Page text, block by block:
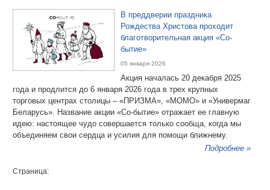
В преддверии праздника
Рождества Христова проходит
благотворительная акция «Со-
бытие»
05 января 2026
Акция началась 20 декабря 2025
года и продлится до 6 января 2026 года в трех крупных
торговых центрах столицы – «ПРИЗМА», «МОМО» и «Универмаг
Беларусь». Название акции «Со-бытие» отражает ее главную
идею: настоящее чудо совершается только сообща, когда мы
объединяем свои сердца и усилия для помощи ближнему.
Подробнее »
Страница: